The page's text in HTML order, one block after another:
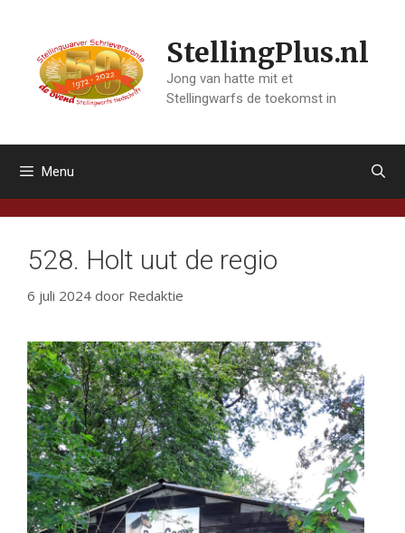
inhoud
StellingPlus.nl
Jong van hatte mit et
Stellingwarfs de toekomst in
Menu
528. Holt uut de regio
6 juli 2024 door Redaktie